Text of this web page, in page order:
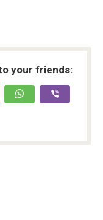
your friends: